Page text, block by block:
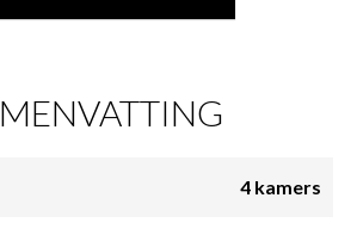
4 kamers